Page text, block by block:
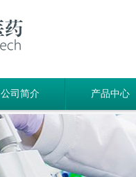
公司简介 产品中心